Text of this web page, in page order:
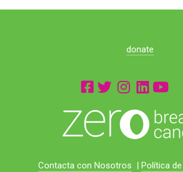
donate
Contacta con Nosotros | Política